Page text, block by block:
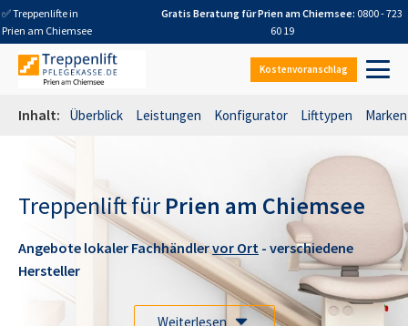
✅ Treppenlifte in
Prien am Chiemsee
Gratis Beratung fürPrien am Chiemsee: 0800 - 723
60 19
Kostenvoranschlag
Inhalt: Überblick Leistungen Konfigurator Lifttypen Marken
Treppenlift für Prien am Chiemsee
Angebote lokaler Fachhändlervor Ort - verschiedene
Hersteller
Weiterlesen